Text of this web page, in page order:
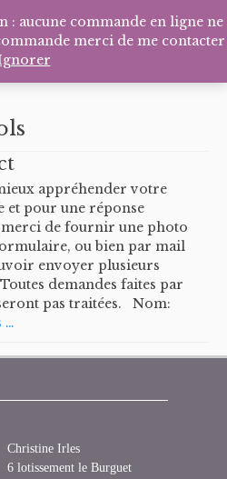
Facebook
Pinterest
Tél
appréhender votre
et pour une réponse
merci de fournir une photo
ou bien par mail
envoyer plusieurs
demandes faites par
pas traitées. Nom:
…
Christine Irles
6 lotissement le Burguet
: aucune commande en ligne ne
merci de me contacter